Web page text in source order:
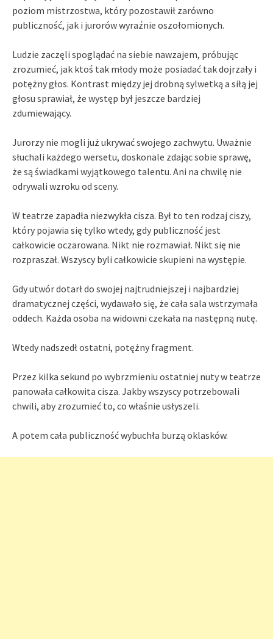
poziom mistrzostwa, który pozostawił zarówno
publiczność, jak i jurorów wyraźnie oszołomionych.
Ludzie zaczęli spoglądać na siebie nawzajem, próbując
zrozumieć, jak ktoś tak młody może posiadać tak dojrzały i
potężny głos. Kontrast między jej drobną sylwetką a siłą jej
głosu sprawiał, że występ był jeszcze bardziej
zdumiewający.
Jurorzy nie mogli już ukrywać swojego zachwytu. Uważnie
słuchali każdego wersetu, doskonale zdając sobie sprawę,
że są świadkami wyjątkowego talentu. Ani na chwilę nie
odrywali wzroku od sceny.
W teatrze zapadła niezwykła cisza. Był to ten rodzaj ciszy,
który pojawia się tylko wtedy, gdy publiczność jest
całkowicie oczarowana. Nikt nie rozmawiał. Nikt się nie
rozpraszał. Wszyscy byli całkowicie skupieni na występie.
Gdy utwór dotarł do swojej najtrudniejszej i najbardziej
dramatycznej części, wydawało się, że cała sala wstrzymała
oddech. Każda osoba na widowni czekała na następną nutę.
Wtedy nadszedł ostatni, potężny fragment.
Przez kilka sekund po wybrzmieniu ostatniej nuty w teatrze
panowała całkowita cisza. Jakby wszyscy potrzebowali
chwili, aby zrozumieć to, co właśnie usłyszeli.
A potem cała publiczność wybuchła burzą oklasków.